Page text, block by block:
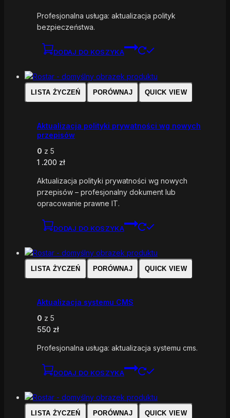
Profesjonalna usługa: aktualizacja polityk
bezpieczeństwa.
DODAJ DO KOSZYKA
LISTA ŻYCZEŃ PORÓWNAJ QUICK VIEW
Aktualizacja polityki prywatności wg nowych
przepisów
0 z 5
1 .200 zł
Aktualizacja polityki prywatności wg nowych
przepisów – profesjonalny dokument lub
opracowanie prawne IT.
DODAJ DO KOSZYKA
LISTA ŻYCZEŃ PORÓWNAJ QUICK VIEW
Aktualizacja systemu CMS
0 z 5
550 zł
Profesjonalna usługa: aktualizacja systemu cms.
DODAJ DO KOSZYKA
LISTA ŻYCZEŃ PORÓWNAJ QUICK VIEW